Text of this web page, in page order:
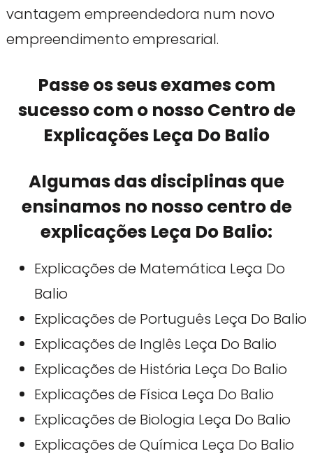
vantagem empreendedora num novo
empreendimento empresarial.
Passe os seus exames com
sucesso com o nosso Centro de
Explicações Leça Do Balio
Algumas das disciplinas que
ensinamos no nosso centro de
explicações Leça Do Balio:
Explicações de Matemática Leça Do
Balio
Explicações de Português Leça Do Balio
Explicações de Inglês Leça Do Balio
Explicações de História Leça Do Balio
Explicações de Física Leça Do Balio
Explicações de Biologia Leça Do Balio
Explicações de Química Leça Do Balio